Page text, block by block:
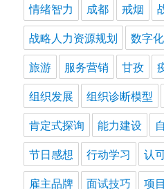
情绪智力
成都 戒烟
战略人力资源规划
数字
旅游
服务营销 甘孜
组织发展
组织诊断模型
肯定式探询
能力建设
节日感想
行动学习 认
雇主品牌
面试技巧 项